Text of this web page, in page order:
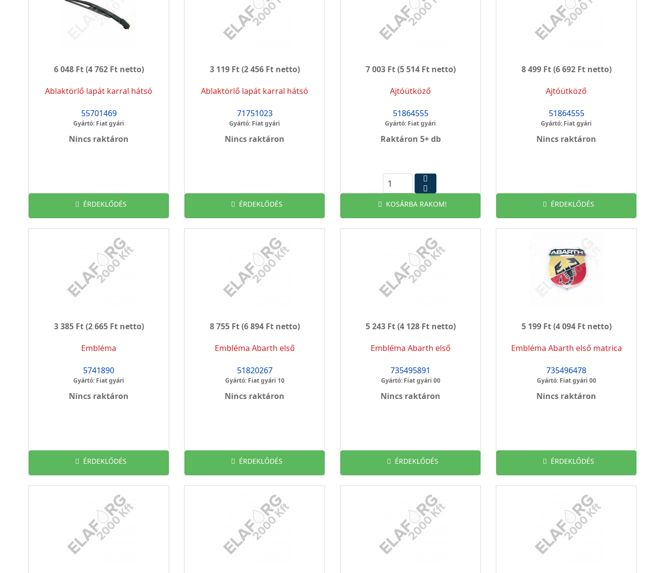
6 048 Ft(4 762 Ft netto)
Ablaktörlő lapát karral hátsó
55701469
Gyártó: Fiat gyári
Nincs raktáron
ÉRDEKLŐDÉS
3 119 Ft(2 456 Ft netto)
Ablaktörlő lapát karral hátsó
71751023
Gyártó: Fiat gyári
Nincs raktáron
ÉRDEKLŐDÉS
7 003 Ft(5 514 Ft netto)
Ajtóütköző
51864555
Gyártó: Fiat gyári
Raktáron 5+ db
KOSÁRBA RAKOM!
8 499 Ft(6 692 Ft netto)
Ajtóütköző
51864555
Gyártó: Fiat gyári
Nincs raktáron
ÉRDEKLŐDÉS
3 385 Ft(2 665 Ft netto)
Embléma
5741890
Gyártó: Fiat gyári
Nincs raktáron
ÉRDEKLŐDÉS
8 755 Ft(6 894 Ft netto)
Embléma Abarth első
51820267
Gyártó: Fiat gyári 10
Nincs raktáron
ÉRDEKLŐDÉS
5 243 Ft(4 128 Ft netto)
Embléma Abarth első
735495891
Gyártó: Fiat gyári 00
Nincs raktáron
ÉRDEKLŐDÉS
5 199 Ft(4 094 Ft netto)
Embléma Abarth első matrica
735496478
Gyártó: Fiat gyári 00
Nincs raktáron
ÉRDEKLŐDÉS